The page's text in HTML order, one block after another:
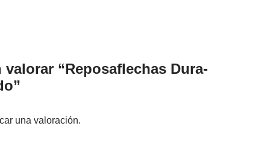
“Reposaflechas Dura-
una valoración.